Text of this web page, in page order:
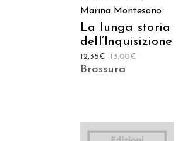
Marina Montesano
La lunga storia
dell’Inquisizione
13,00€
12,35€
Brossura